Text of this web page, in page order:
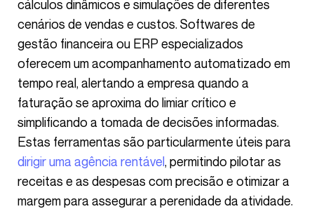
cálculos dinâmicos e simulações de diferentes
cenários de vendas e custos. Softwares de
gestão financeira ou ERP especializados
oferecem um acompanhamento automatizado em
tempo real, alertando a empresa quando a
faturação se aproxima do limiar crítico e
simplificando a tomada de decisões informadas.
Estas ferramentas são particularmente úteis para
dirigir uma agência rentável, permitindo pilotar as
receitas e as despesas com precisão e otimizar a
margem para assegurar a perenidade da atividade.